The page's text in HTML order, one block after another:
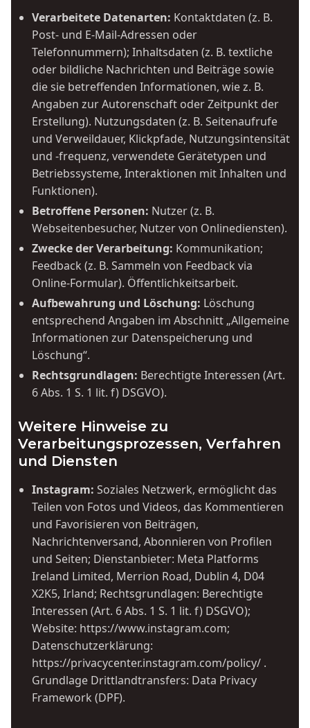
Verarbeitete Datenarten: Kontaktdaten (z. B.
Post- und E-Mail-Adressen oder
Telefonnummern); Inhaltsdaten (z. B. textliche
oder bildliche Nachrichten und Beiträge sowie
die sie betreffenden Informationen, wie z. B.
Angaben zur Autorenschaft oder Zeitpunkt der
Erstellung). Nutzungsdaten (z. B. Seitenaufrufe
und Verweildauer, Klickpfade, Nutzungsintensität
und -frequenz, verwendete Gerätetypen und
Betriebssysteme, Interaktionen mit Inhalten und
Funktionen).
Betroffene Personen: Nutzer (z. B.
Webseitenbesucher, Nutzer von Onlinediensten).
Zwecke der Verarbeitung: Kommunikation;
Feedback (z. B. Sammeln von Feedback via
Online-Formular). Öffentlichkeitsarbeit.
Aufbewahrung und Löschung: Löschung
entsprechend Angaben im Abschnitt „Allgemeine
Informationen zur Datenspeicherung und
Löschung“.
Rechtsgrundlagen: Berechtigte Interessen (Art.
6 Abs. 1 S. 1 lit. f) DSGVO).
Weitere Hinweise zu
Verarbeitungsprozessen, Verfahren
und Diensten
Instagram: Soziales Netzwerk, ermöglicht das
Teilen von Fotos und Videos, das Kommentieren
und Favorisieren von Beiträgen,
Nachrichtenversand, Abonnieren von Profilen
und Seiten; Dienstanbieter: Meta Platforms
Ireland Limited, Merrion Road, Dublin 4, D04
X2K5, Irland; Rechtsgrundlagen: Berechtigte
Interessen (Art. 6 Abs. 1 S. 1 lit. f) DSGVO);
Website: https://www.instagram.com;
Datenschutzerklärung:
https://privacycenter.instagram.com/policy/ .
Grundlage Drittlandtransfers: Data Privacy
Framework (DPF).